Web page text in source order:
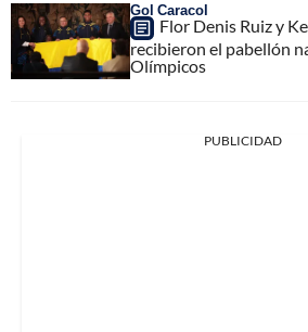
Gol Caracol
Flor Denis Ruiz y
recibieron el pabellón
Olímpicos
PUBLICIDAD